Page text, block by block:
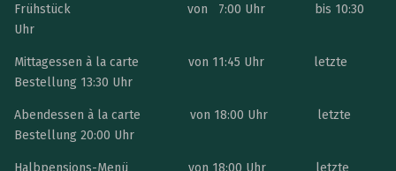
Frühstück von 7:00 Uhr bis 10:30
Uhr
Mittagessen à la carte von 11:45 Uhr letzte
Bestellung 13:30 Uhr
Abendessen à la carte von 18:00 Uhr letzte
Bestellung 20:00 Uhr
Halbpensions-Menü von 18:00 Uhr letzte